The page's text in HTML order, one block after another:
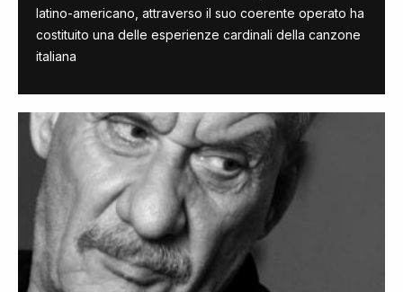
latino-americano, attraverso il suo coerente operato ha
costituito una delle esperienze cardinali della canzone
italiana